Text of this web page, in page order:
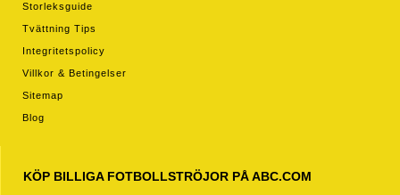
Storleksguide
Tvättning Tips
Integritetspolicy
Villkor & Betingelser
Sitemap
Blog
KÖP BILLIGA FOTBOLLSTRÖJOR PÅ ABC.COM